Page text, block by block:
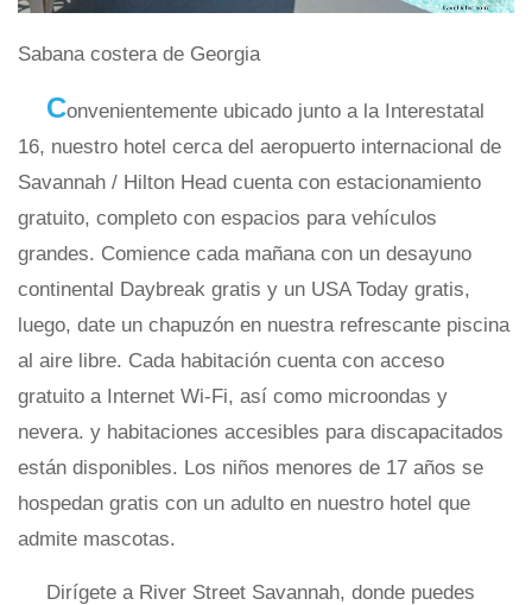
Sabana costera de Georgia
Convenientemente ubicado junto a la Interestatal
16, nuestro hotel cerca del aeropuerto internacional de
Savannah / Hilton Head cuenta con estacionamiento
gratuito, completo con espacios para vehículos
grandes. Comience cada mañana con un desayuno
continental Daybreak gratis y un USA Today gratis,
luego, date un chapuzón en nuestra refrescante piscina
al aire libre. Cada habitación cuenta con acceso
gratuito a Internet Wi-Fi, así como microondas y
nevera. y habitaciones accesibles para discapacitados
están disponibles. Los niños menores de 17 años se
hospedan gratis con un adulto en nuestro hotel que
admite mascotas.
Dirígete a River Street Savannah, donde puedes